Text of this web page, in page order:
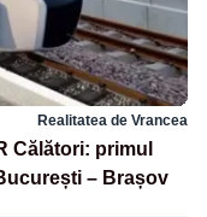
Realitatea de Vrancea
Călători: primul
– Brașov